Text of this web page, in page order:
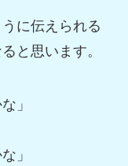
に伝えられる
と思います。
」
」